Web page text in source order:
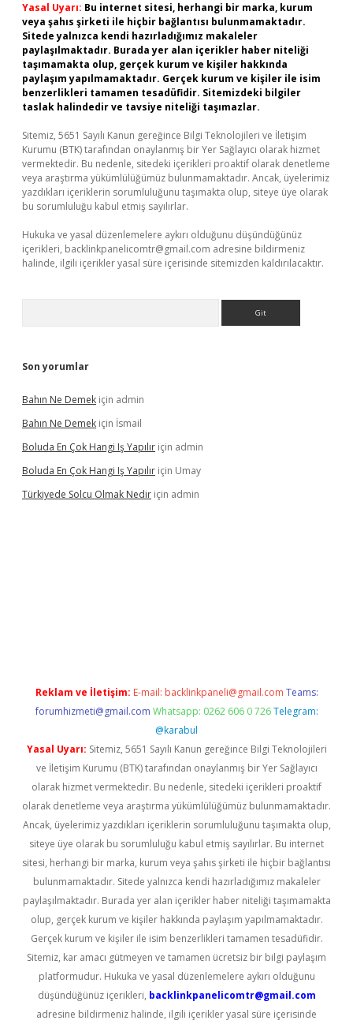
Yasal Uyarı: Bu internet sitesi, herhangi bir marka, kurum
veya şahıs şirketi ile hiçbir bağlantısı bulunmamaktadır.
Sitede yalnızca kendi hazırladığımız makaleler
paylaşılmaktadır. Burada yer alan içerikler haber niteliği
taşımamakta olup, gerçek kurum ve kişiler hakkında
paylaşım yapılmamaktadır. Gerçek kurum ve kişiler ile isim
benzerlikleri tamamen tesadüfidir. Sitemizdeki bilgiler
taslak halindedir ve tavsiye niteliği taşımazlar.
Sitemiz, 5651 Sayılı Kanun gereğince Bilgi Teknolojileri ve İletişim
Kurumu (BTK) tarafından onaylanmış bir Yer Sağlayıcı olarak hizmet
vermektedir. Bu nedenle, sitedeki içerikleri proaktif olarak denetleme
veya araştırma yükümlülüğümüz bulunmamaktadır. Ancak, üyelerimiz
yazdıkları içeriklerin sorumluluğunu taşımakta olup, siteye üye olarak
bu sorumluluğu kabul etmiş sayılırlar.
Hukuka ve yasal düzenlemelere aykırı olduğunu düşündüğünüz
içerikleri, backlinkpanelicomtr@gmail.com adresine bildirmeniz
halinde, ilgili içerikler yasal süre içerisinde sitemizden kaldırılacaktır.
Son yorumlar
Bahın Ne Demek için admin
Bahın Ne Demek için İsmail
Boluda En Çok Hangi Iş Yapılır için admin
Boluda En Çok Hangi Iş Yapılır için Umay
Türkiyede Solcu Olmak Nedir için admin
Reklam ve İletişim: E-mail: backlinkpaneli@gmail.com Teams:
forumhizmeti@gmail.com Whatsapp: 0262 606 0 726 Telegram:
@karabul
Yasal Uyarı: Sitemiz, 5651 Sayılı Kanun gereğince Bilgi Teknolojileri
ve İletişim Kurumu (BTK) tarafından onaylanmış bir Yer Sağlayıcı
olarak hizmet vermektedir. Bu nedenle, sitedeki içerikleri proaktif
olarak denetleme veya araştırma yükümlülüğümüz bulunmamaktadır.
Ancak, üyelerimiz yazdıkları içeriklerin sorumluluğunu taşımakta olup,
siteye üye olarak bu sorumluluğu kabul etmiş sayılırlar. Bu internet
sitesi, herhangi bir marka, kurum veya şahıs şirketi ile hiçbir bağlantısı
bulunmamaktadır. Sitede yalnızca kendi hazırladığımız makaleler
paylaşılmaktadır. Burada yer alan içerikler haber niteliği taşımamakta
olup, gerçek kurum ve kişiler hakkında paylaşım yapılmamaktadır.
Gerçek kurum ve kişiler ile isim benzerlikleri tamamen tesadüfidir.
Sitemiz, kar amacı gütmeyen ve tamamen ücretsiz bir bilgi paylaşım
platformudur. Hukuka ve yasal düzenlemelere aykırı olduğunu
düşündüğünüz içerikleri, backlinkpanelicomtr@gmail.com
adresine bildirmeniz halinde, ilgili içerikler yasal süre içerisinde